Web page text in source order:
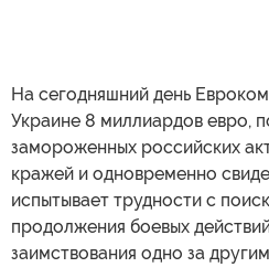
На сегодняшний день
Украине 8 миллиардов евро,
замороженных российских
кражей и одновременно
испытывает трудности с
продолжения боевых
заимствования одно за